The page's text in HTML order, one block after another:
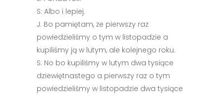
S: Albo i lepiej.
J: Bo pamiętam, że pierwszy raz
powiedzieliśmy o tym w listopadzie a
kupiliśmy ją w lutym, ale kolejnego roku.
S: No bo kupiliśmy w lutym dwa tysiące
dziewiętnastego a pierwszy raz o tym
powiedzieliśmy w listopadzie dwa tysiące